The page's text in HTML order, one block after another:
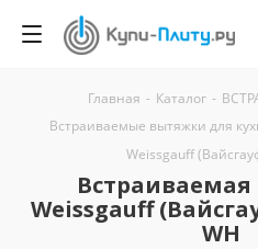
Главная - Каталог -
Встраиваемые вытяжки для
Weissgauff
Weissgauff
WH